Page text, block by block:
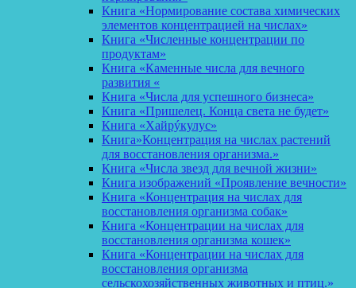
Книга «Нормирование состава химических
элементов концентрацией на числах»
Книга «Численные концентрации по
продуктам»
Книга «Каменные числа для вечного
развития «
Книга «Числа для успешного бизнеса»
Книга «Пришелец. Конца света не будет»
Книга «Хайрýкулус»
Книга»Концентрация на числах растений
для восстановления организма.»
Книга «Числа звезд для вечной жизни»
Книга изображений «Проявление вечности»
Книга «Концентрация на числах для
восстановления организма собак»
Книга «Концентрации на числах для
восстановления организма кошек»
Книга «Концентрации на числах для
восстановления организма
сельскохозяйственных животных и птиц.»